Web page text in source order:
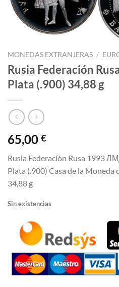
MONEDAS EXTRANJERAS /
Rusia Federación
Plata (.900) 34,88 g
65,00 €
Rusia Federación Rusa 1993
Plata (.900) Casa de la Moneda
34,88 g
Sin existencias